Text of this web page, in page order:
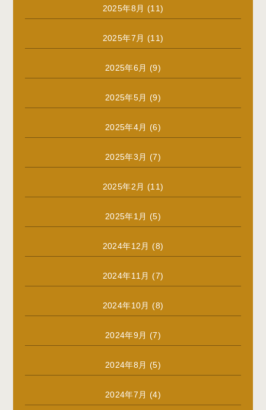
2025年8月 (11)
2025年7月 (11)
2025年6月 (9)
2025年5月 (9)
2025年4月 (6)
2025年3月 (7)
2025年2月 (11)
2025年1月 (5)
2024年12月 (8)
2024年11月 (7)
2024年10月 (8)
2024年9月 (7)
2024年8月 (5)
2024年7月 (4)